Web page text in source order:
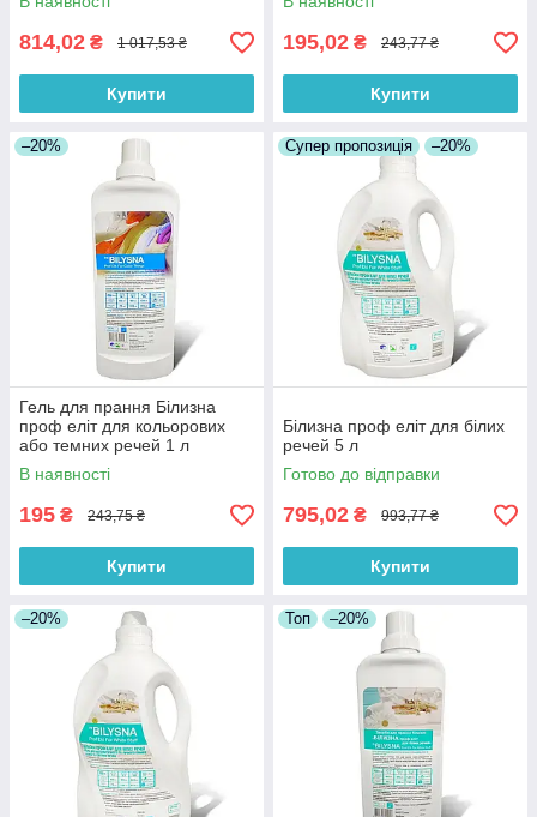
814,02 ₴ 1 017,53 ₴
Купити
195,02 ₴ 243,77 ₴
Купити
–20%
Гель для прання Білизна
проф еліт для кольорових
або темних речей 1 л
В наявності
195 ₴ 243,75 ₴
Купити
Супер пропозиція –20%
Білизна проф еліт для білих
речей 5 л
Готово до відправки
795,02 ₴ 993,77 ₴
Купити
–20% Топ –20%